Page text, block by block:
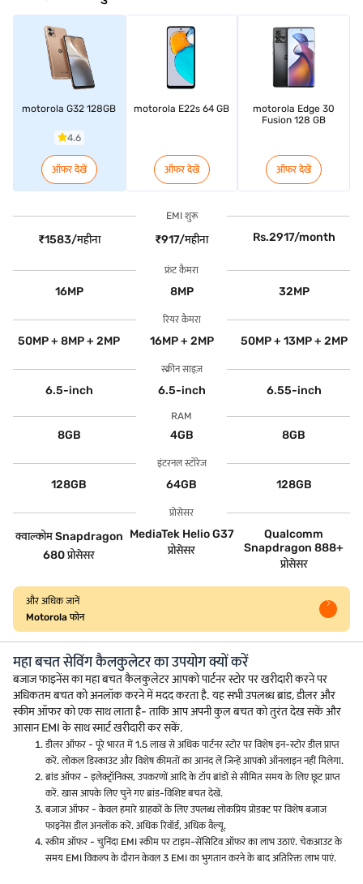
motorola G32 128GB
4.6
ऑफर देखें
motorola E22s 64 GB
ऑफर देखें
motorola Edge 30
Fusion 128 GB
ऑफर देखें
EMI शुरू
₹1583/महीना ₹917/महीना Rs.2917/month
फ्रंट कैमरा
16MP 8MP 32MP
रियर कैमरा
50MP + 8MP + 2MP 16MP + 2MP 50MP + 13MP + 2MP
स्क्रीन साइज़
6.5-inch 6.5-inch 6.55-inch
RAM
8GB 4GB 8GB
इंटरनल स्टोरेज
128GB 64GB 128GB
प्रोसेसर
क्वाल्कोम Snapdragon
680 प्रोसेसर
MediaTek Helio G37
प्रोसेसर
Qualcomm
Snapdragon 888+
प्रोसेसर
और अधिक जानें
Motorola फोन
महा बचत सेविंग कैलकुलेटर का उपयोग क्यों करें
बजाज फाइनेंस का महा बचत कैलकुलेटर आपको पार्टनर स्टोर पर खरीदारी करने पर
अधिकतम बचत को अनलॉक करने में मदद करता है. यह सभी उपलब्ध ब्रांड, डीलर और
स्कीम ऑफर को एक साथ लाता है- ताकि आप अपनी कुल बचत को तुरंत देख सकें और
आसान EMI के साथ स्मार्ट खरीदारी कर सकें.
डीलर ऑफर - पूरे भारत में 1.5 लाख से अधिक पार्टनर स्टोर पर विशेष इन-स्टोर डील प्राप्त
करें. लोकल डिस्काउंट और विशेष कीमतों का आनंद लें जिन्हें आपको ऑनलाइन नहीं मिलेगा.
ब्रांड ऑफर - इलेक्ट्रॉनिक्स, उपकरणों आदि के टॉप ब्रांडों से सीमित समय के लिए छूट प्राप्त
करें. खास आपके लिए चुने गए ब्रांड-विशिष्ट बचत देखें.
बजाज ऑफर - केवल हमारे ग्राहकों के लिए उपलब्ध लोकप्रिय प्रोडक्ट पर विशेष बजाज
फाइनेंस डील अनलॉक करें. अधिक रिवॉर्ड, अधिक वैल्यू.
स्कीम ऑफर - चुनिंदा EMI स्कीम पर टाइम-सेंसिटिव ऑफर का लाभ उठाएं. चेकआउट के
समय EMI विकल्प के दौरान केवल 3 EMI का भुगतान करने के बाद अतिरिक्त लाभ पाएं.